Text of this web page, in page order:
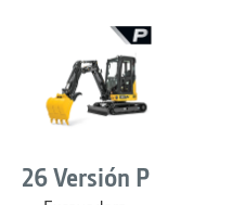
26 Versión P